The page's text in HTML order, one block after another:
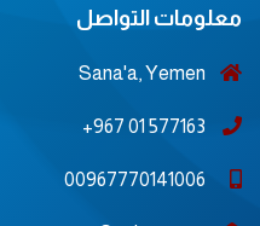
معلومات التواصل
Sana'a, Yemen
577163 01 967+
00967770141006